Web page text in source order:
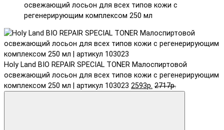
освежающий лосьон для всех типов кожи с
регенерирующим комплексом 250 мл
Holy Land BIO REPAIR SPECIAL TONER Малоспиртовой
освежающий лосьон для всех типов кожи с регенерирующим
комплексом 250 мл | артикул 103023 2593р. 2717р.